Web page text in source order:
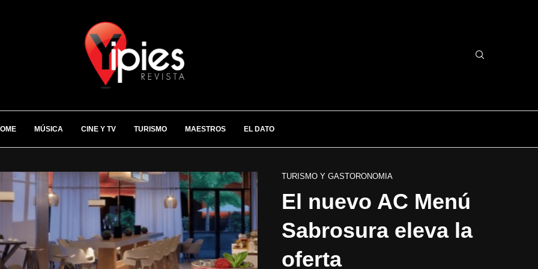
MÚSICA CINE Y TV TURISMO MAESTROS EL DATO
TURISMO Y GASTORONOMIA
El nuevo AC Menú
Sabrosura eleva la
oferta